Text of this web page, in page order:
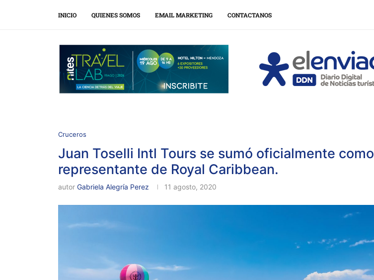
INICIO QUIENES SOMOS EMAIL MARKETING CONTACTANOS
Cruceros
Juan Toselli Intl Tours se sumó oficialmente como
representante de Royal Caribbean.
autor Gabriela Alegría Perez 11 agosto, 2020